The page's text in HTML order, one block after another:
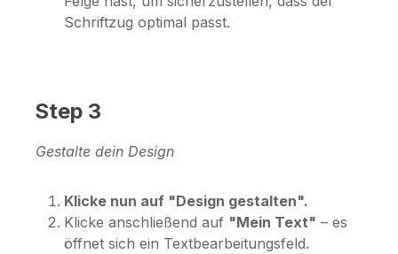
Schriftzug optimal passt.
Step 3
Gestalte dein Design
Klicke nun auf "Design gestalten".
Klicke anschließend auf "Mein Text" – es
öffnet sich ein Textbearbeitungsfeld.